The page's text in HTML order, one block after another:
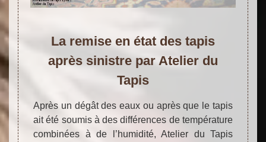
La remise en état des tapis
après sinistre par Atelier du
Tapis
Après un dégât des eaux ou après que le tapis
ait été soumis à des différences de température
combinées à de l’humidité, Atelier du Tapis